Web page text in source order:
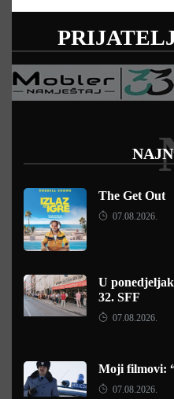
The Get Out
07.08.2026.
U
32. SFF
07.08.2026.
Moji filmovi:
07.08.2026.